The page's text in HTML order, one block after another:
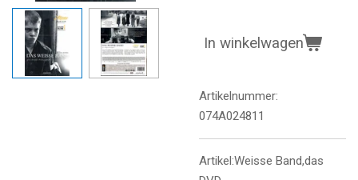
In winkelwagen
Artikelnummer:
074A024811
Artikel:Weisse Band,das